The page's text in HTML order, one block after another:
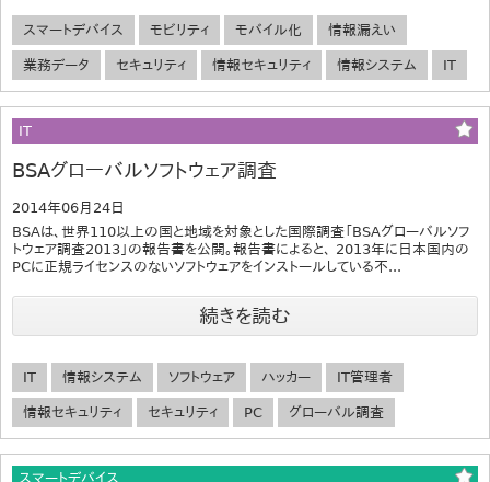
スマートデバイス モビリティ モバイル化 情報漏えい
業務データ セキュリティ 情報セキュリティ 情報システム IT
IT
BSAグローバルソフトウェア調査
2014年06月24日
BSAは、世界110以上の国と地域を対象とした国際調査「BSAグローバルソフ
トウェア調査2013」の報告書を公開。報告書によると、 2013年に日本国内の
PCに正規ライセンスのないソフトウェアをインストールしている不...
続きを読む
IT 情報システム ソフトウェア ハッカー IT管理者
情報セキュリティ セキュリティ PC グローバル調査
スマートデバイス